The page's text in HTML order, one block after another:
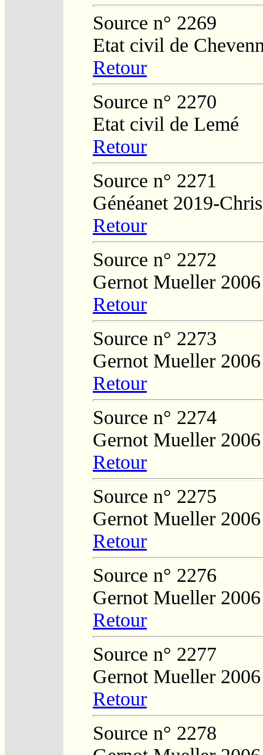
Source n° 2269
Etat civil de
Retour
Source n° 2270
Etat civil de Lemé
Retour
Source n° 2271
Généanet 2019-
Retour
Source n° 2272
Gernot Mueller 2006
Retour
Source n° 2273
Gernot Mueller 2006
Retour
Source n° 2274
Gernot Mueller 2006
Retour
Source n° 2275
Gernot Mueller 2006
Retour
Source n° 2276
Gernot Mueller 2006
Retour
Source n° 2277
Gernot Mueller 2006
Retour
Source n° 2278